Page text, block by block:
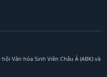
Văn hóa Sinh Viên Châu Á (ABK) và